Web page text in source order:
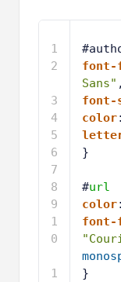
1
2
3
4
5
6
7
8
9
1
0
1
font-
Sans"
font-
color:
}
#url
color
font-
}